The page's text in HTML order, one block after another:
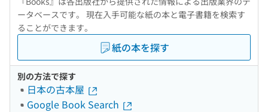
ータベースです。 現在入手可能な紙の本と電子書籍を検索す
ることができます。
紙の本を探す
別の方法で探す
日本の古本屋
Google Book Search